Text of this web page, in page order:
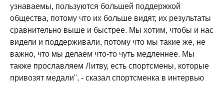
узнаваемы, пользуются большей поддержкой
общества, потому что их больше видят, их результаты
сравнительно выше и быстрее. Мы хотим, чтобы и нас
видели и поддерживали, потому что мы такие же, не
важно, что мы делаем что-то чуть медленнее. Мы
также прославляем Литву, есть спортсмены, которые
привозят медали", - сказал спортсменка в интервью